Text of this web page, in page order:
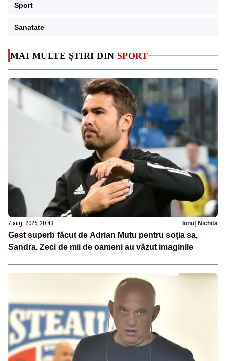
MAI MULTE ȘTIRI DIN SPORT
7 aug. 2026, 20:43 Ionuț Nichita
Gest superb făcut de Adrian Mutu pentru soția sa,
Sandra. Zeci de mii de oameni au văzut imaginile
Sport
Sanatate